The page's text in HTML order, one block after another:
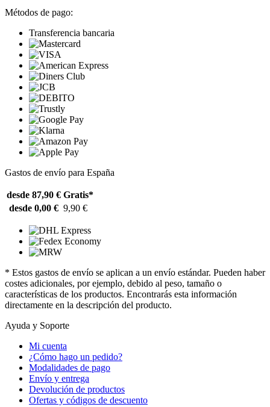
Métodos de pago:
Transferencia bancaria
Gastos de envío para España
desde 87,90 € Gratis*
desde 0,00 € 9,90 €
* Estos gastos de envío se aplican a un envío estándar. Pueden haber
costes adicionales, por ejemplo, debido al peso, tamaño o
características de los productos. Encontrarás esta información
directamente en la descripción del producto.
Ayuda y Soporte
Mi cuenta
¿Cómo hago un pedido?
Modalidades de pago
Envío y entrega
Devolución de productos
Ofertas y códigos de descuento